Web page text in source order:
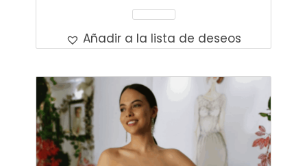
Leer Más
Añadir a la lista de deseos